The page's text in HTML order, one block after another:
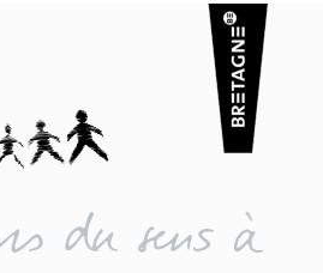
du sens à